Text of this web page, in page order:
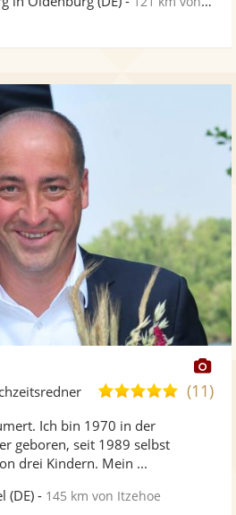
5,0(11)
Ich bin 1970 in der
geboren, seit 1989 selbst
drei Kindern. Mein ...
(DE) - 145 km von Itzehoe